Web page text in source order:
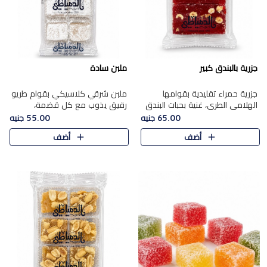
جزرية بالبندق كبير
جزرية حمراء تقليدية بقوامها
الهلامي الطري، غنية بحبات البندق
الفاخرة التي تضيف قرمشة راقية
إلى قوامها الناعم، لتقدم مزيجًا
متوازنًا من النكه..
65.00 جنيه
أضف
ملبن سادة
ملبن شرقي كلاسيكي بقوام طريو
رقيق يذوب مع كل قضمة،
مغطى بطبقة ناعمة من السكر
البودرة ليقدم المذاق الأصيل الذي
ارتبط بحلويات المولد التقليدي..
55.00 جنيه
أضف